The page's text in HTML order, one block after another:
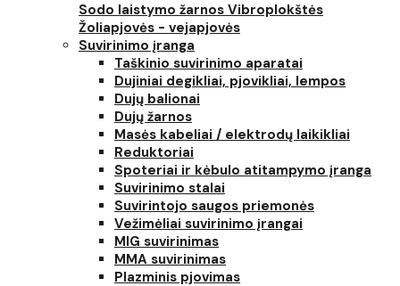
Sodo laistymo žarnos Vibroplokštės
Žoliapjovės - vejapjovės
Suvirinimo įranga
Taškinio suvirinimo aparatai
Dujiniai degikliai, pjovikliai, lempos
Dujų balionai
Dujų žarnos
Masės kabeliai / elektrodų laikikliai
Reduktoriai
Spoteriai ir kėbulo atitampymo įranga
Suvirinimo stalai
Suvirintojo saugos priemonės
Vežimėliai suvirinimo įrangai
MIG suvirinimas
MMA suvirinimas
Plazminis pjovimas